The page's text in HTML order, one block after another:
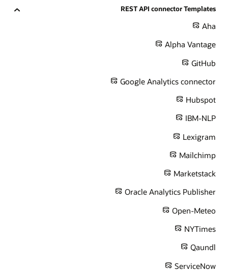
REST API connector Templates
Aha
Alpha Vantage
GitHub
Google Analytics connector
Hubspot
IBM-NLP
Lexigram
Mailchimp
Marketstack
Oracle Analytics Publisher
Open-Meteo
NYTimes
Qaundl
ServiceNow